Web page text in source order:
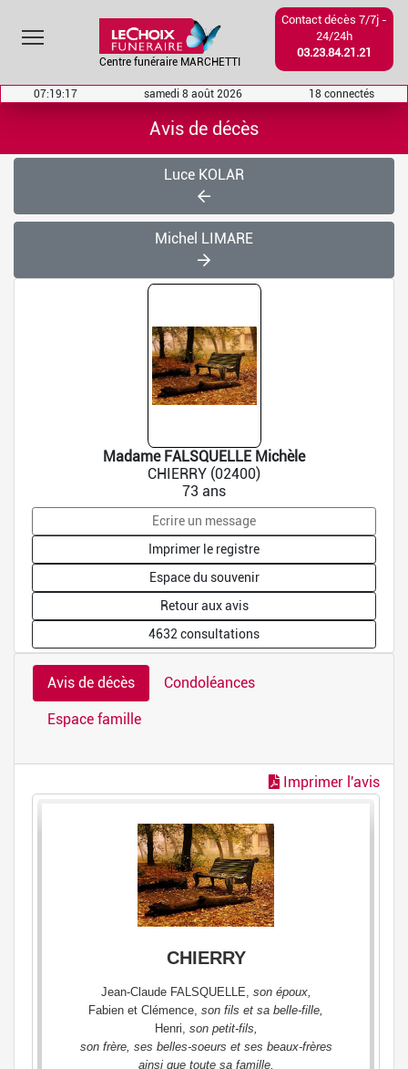
Centre funéraire MARCHETTI
Toggle main menu visibility
Contact décès 7/7j -
24/24h
03.23.84.21.21
07:19:17 samedi 8 août 2026 18 connectés
Avis de décès
Luce KOLAR
Michel LIMARE
Madame FALSQUELLE Michèle
CHIERRY (02400)
73 ans
Ecrire un message
Imprimer le registre
Espace du souvenir
Retour aux avis
4632 consultations
Avis de décès Condoléances
Espace famille
Imprimer l'avis